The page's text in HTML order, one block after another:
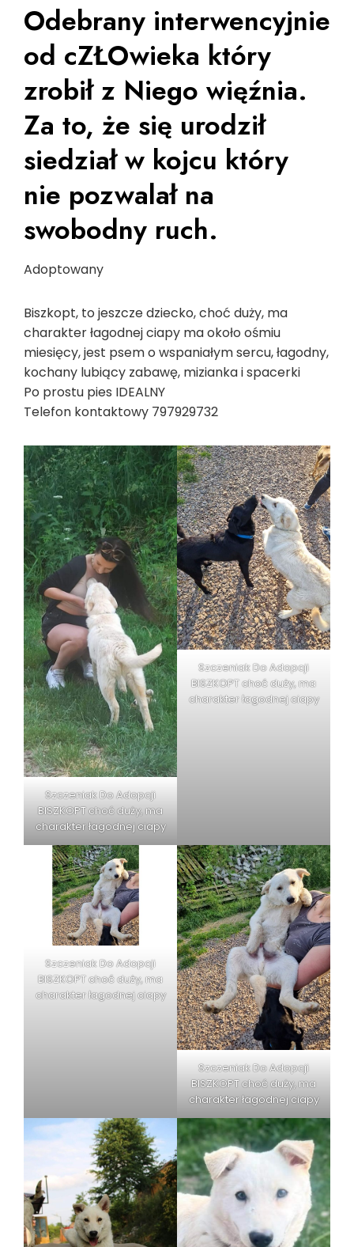
Odebrany interwencyjnie
od cZŁOwieka który
zrobił z Niego więźnia.
Za to, że się urodził
siedział w kojcu który
nie pozwalał na
swobodny ruch.
Adoptowany
Biszkopt, to jeszcze dziecko, choć duży, ma
charakter łagodnej ciapy ma około ośmiu
miesięcy, jest psem o wspaniałym sercu, łagodny,
kochany lubiący zabawę, mizianka i spacerki
Po prostu pies IDEALNY
Telefon kontaktowy 797929732
Szczeniak Do Adopcji
BISZKOPT choć duży, ma
charakter łagodnej ciapy
Szczeniak Do Adopcji
BISZKOPT choć duży, ma
charakter łagodnej ciapy
Szczeniak Do Adopcji
BISZKOPT choć duży, ma
charakter łagodnej ciapy
Szczeniak Do Adopcji
BISZKOPT choć duży, ma
charakter łagodnej ciapy